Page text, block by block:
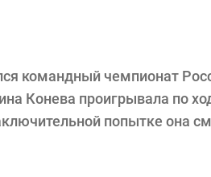
командный чемпионат
Конева проигрывала по
попытке она